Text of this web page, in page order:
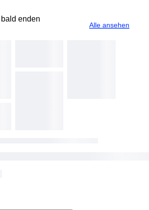
enden
Alle ansehen